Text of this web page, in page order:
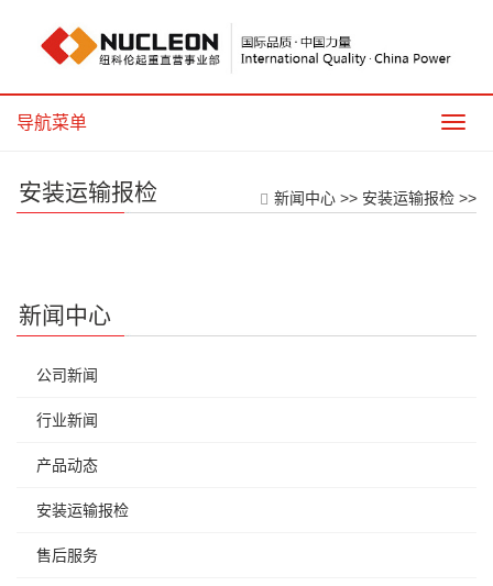
导
单
导航菜单
安装运输报检 新闻中心 >> 安装运输报检 >>
新闻中心
公司新闻
行业新闻
产品动态
安装运输报检
售后服务